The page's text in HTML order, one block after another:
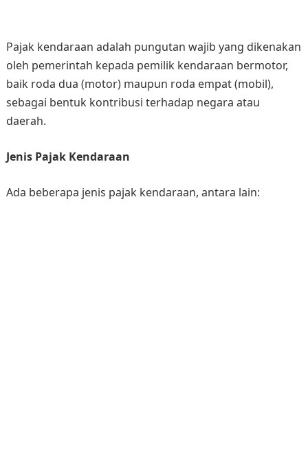
Pajak kendaraan adalah pungutan wajib yang dikenakan
oleh pemerintah kepada pemilik kendaraan bermotor,
baik roda dua (motor) maupun roda empat (mobil),
sebagai bentuk kontribusi terhadap negara atau
daerah.
Jenis Pajak Kendaraan
Ada beberapa jenis pajak kendaraan, antara lain: